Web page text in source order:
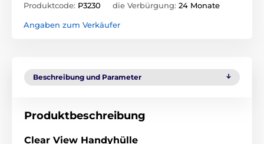
Produktcode: P3230 die Verbürgung: 24 Monate
Angaben zum Verkäufer
Beschreibung und Parameter
Produktbeschreibung
Clear View Handyhülle